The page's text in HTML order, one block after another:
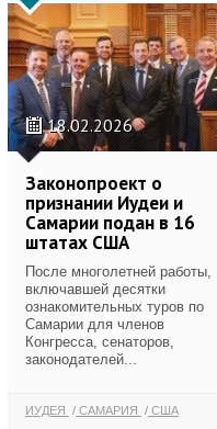
18.02.2026
Законопроект о
признании Иудеи и
Самарии подан в 16
штатах США
После многолетней работы,
включавшей десятки
ознакомительных туров по
Самарии для членов
Конгресса, сенаторов,
законодателей...
ИУДЕЯ САМАРИЯ США